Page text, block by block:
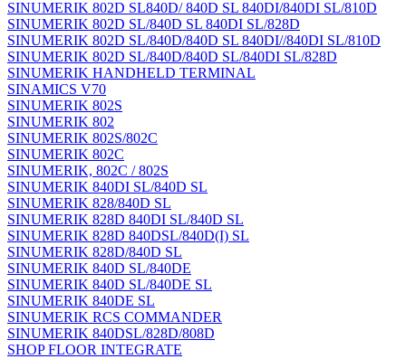
SINUMERIK 802D SL840D/ 840D SL 840DI/840DI SL/810D
SINUMERIK 802D SL/840D SL 840DI SL/828D
SINUMERIK 802D SL/840D/840D SL 840DI//840DI SL/810D
SINUMERIK 802D SL/840D/840D SL/840DI SL/828D
SINUMERIK HANDHELD TERMINAL
SINAMICS V70
SINUMERIK 802S
SINUMERIK 802
SINUMERIK 802S/802C
SINUMERIK 802C
SINUMERIK, 802C / 802S
SINUMERIK 840DI SL/840D SL
SINUMERIK 828/840D SL
SINUMERIK 828D 840DI SL/840D SL
SINUMERIK 828D 840DSL/840D(I) SL
SINUMERIK 828D/840D SL
SINUMERIK 840D SL/840DE
SINUMERIK 840D SL/840DE SL
SINUMERIK 840DE SL
SINUMERIK RCS COMMANDER
SINUMERIK 840DSL/828D/808D
SHOP FLOOR INTEGRATE